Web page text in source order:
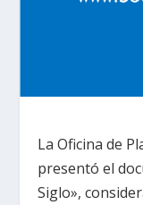
La Oficina de
presentó el
Siglo»,